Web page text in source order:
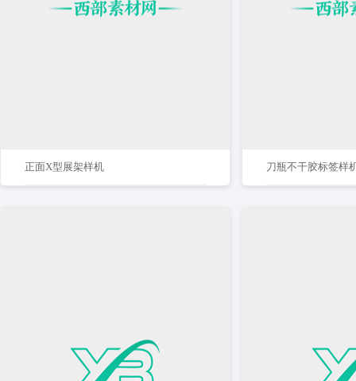
正面X型展架样机 刀瓶不干胶标签样